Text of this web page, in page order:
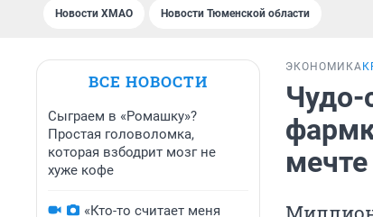
Новости ХМАО Новости Тюменской области
ВСЕ НОВОСТИ
Сыграем в «Ромашку»?
Простая головоломка,
которая взбодрит мозг не
хуже кофе
«Кто-то считает меня
ЭКОНОМИКА
Чудо-